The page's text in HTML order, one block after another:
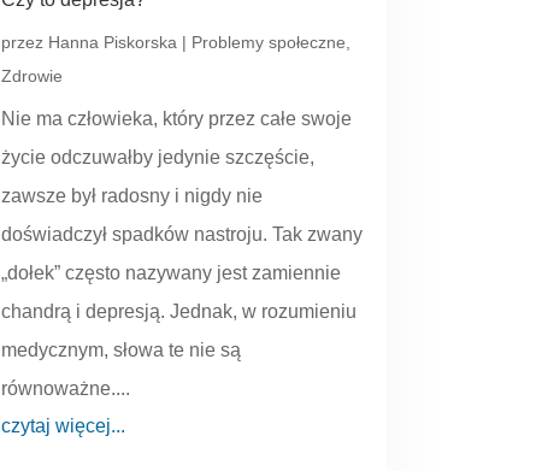
przez Hanna Piskorska | Problemy społeczne
Zdrowie
Nie ma człowieka, który przez całe swoje
życie odczuwałby jedynie szczęście,
zawsze był radosny i nigdy nie
doświadczył spadków nastroju. Tak zwany
„dołek” często nazywany jest zamiennie
chandrą i depresją. Jednak, w rozumieniu
medycznym, słowa te nie są
równoważne....
czytaj więcej...